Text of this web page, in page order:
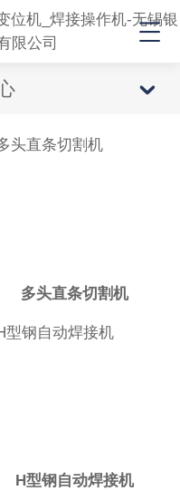
多头直条切割机
H型钢自动焊接机